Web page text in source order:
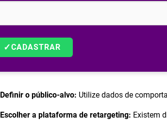
✓CADASTRAR
Definir o público-alvo: Utilize dados de
Escolher a plataforma de retargeting: Existem